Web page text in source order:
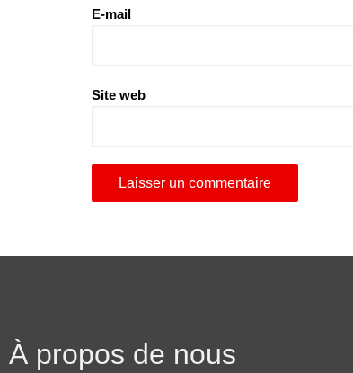
E-mail
Site web
À propos de nous